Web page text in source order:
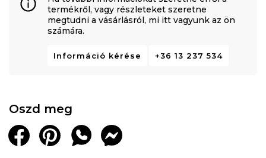
termékről, vagy részleteket szeretne
megtudni a vásárlásról, mi itt vagyunk az ön
számára.
Információ kérése +36 13 237 534
Oszd meg